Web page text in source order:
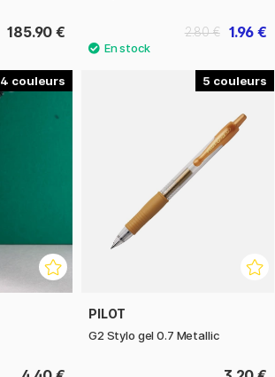
185.90 € 1.96 €
2.80 €
4 5
PILOT
G2 Stylo gel 0.7 Metallic